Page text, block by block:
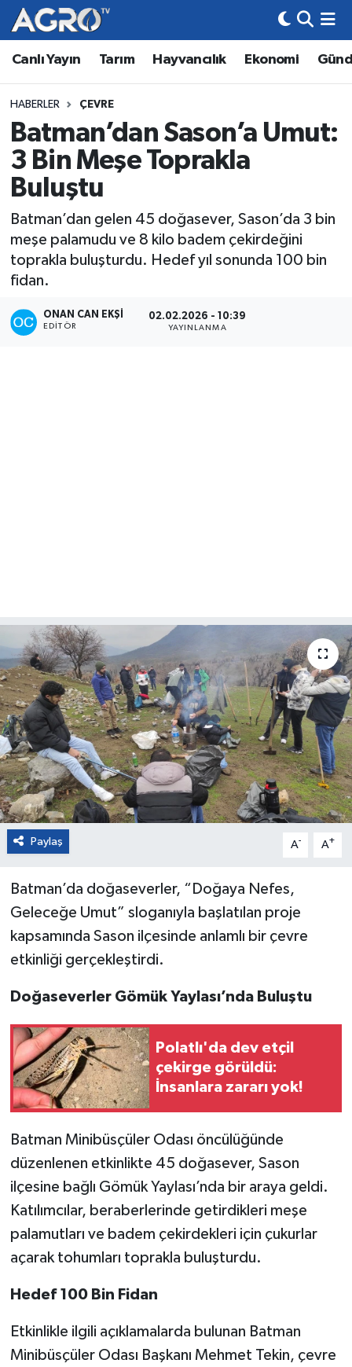
Canlı Yayın Tarım Hayvancılık Ekonomi
HABERLER ÇEVRE
Batman’dan Sason’a Umut:
3 Bin Meşe Toprakla
Buluştu
Batman’dan gelen 45 doğasever, Sason’da 3 bin
meşe palamudu ve 8 kilo badem çekirdeğini
toprakla buluşturdu. Hedef yıl sonunda 100 bin
fidan.
ONAN CAN EKŞI
EDITÖR
02.02.2026 - 10:39
YAYINLANMA
Paylaş A- A+
Batman’da doğaseverler, “Doğaya Nefes,
Geleceğe Umut” sloganıyla başlatılan proje
kapsamında Sason ilçesinde anlamlı bir çevre
etkinliği gerçekleştirdi.
Doğaseverler Gömük Yaylası’nda Buluştu
Polatlı'da dev etçil
çekirge görüldü:
İnsanlara zararı yok!
Batman Minibüsçüler Odası öncülüğünde
düzenlenen etkinlikte 45 doğasever, Sason
ilçesine bağlı Gömük Yaylası’nda bir araya geldi.
Katılımcılar, beraberlerinde getirdikleri meşe
palamutları ve badem çekirdekleri için çukurlar
açarak tohumları toprakla buluşturdu.
Hedef 100 Bin Fidan
Etkinlikle ilgili açıklamalarda bulunan Batman
Minibüsçüler Odası Başkanı Mehmet Tekin, çevre
Hava Durumu
Trafik Durumu
Süper Lig Puan Durumu ve Fikstür
Tüm Manşetler
Son Dakika Haberleri
Haber Arşivi